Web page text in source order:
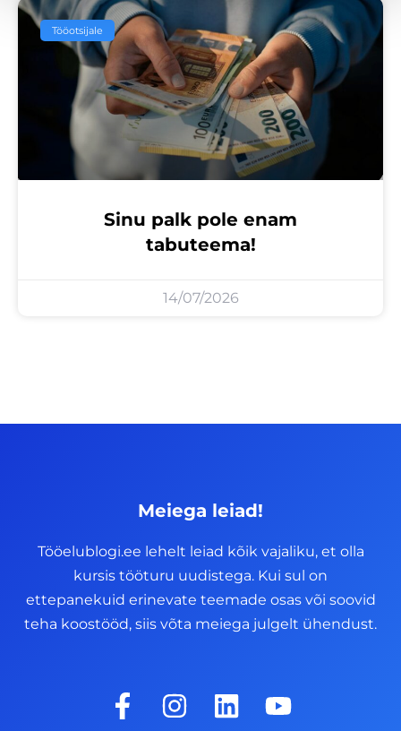
Tööotsijale
Sinu palk pole enam
tabuteema!
14/07/2026
Meiega leiad!
Tööelublogi.ee lehelt leiad kõik vajaliku, et olla
kursis tööturu uudistega. Kui sul on
ettepanekuid erinevate teemade osas või soovid
teha koostööd, siis võta meiega julgelt ühendust.
F
a
I
n
L
i
Y
o